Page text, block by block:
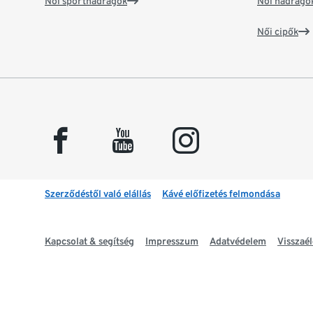
Női cipők
facebook youtube instagram
Szerződéstől való elállás Kávé előfizetés felmondása
Kapcsolat & segítség Impresszum Adatvédelem